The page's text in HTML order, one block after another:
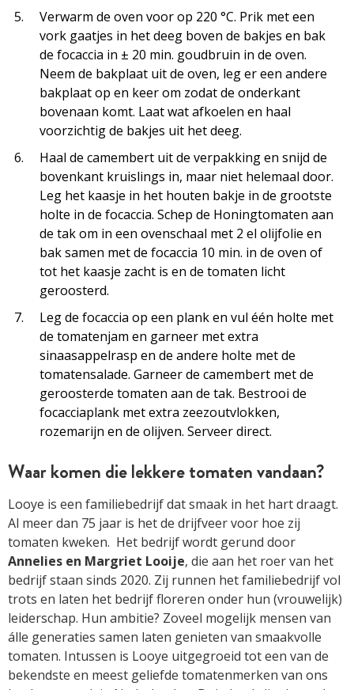
Verwarm de oven voor op 220 °C. Prik met een
vork gaatjes in het deeg boven de bakjes en bak
de focaccia in ± 20 min. goudbruin in de oven.
Neem de bakplaat uit de oven, leg er een andere
bakplaat op en keer om zodat de onderkant
bovenaan komt. Laat wat afkoelen en haal
voorzichtig de bakjes uit het deeg.
Haal de camembert uit de verpakking en snijd de
bovenkant kruislings in, maar niet helemaal door.
Leg het kaasje in het houten bakje in de grootste
holte in de focaccia. Schep de Honingtomaten aan
de tak om in een ovenschaal met 2 el olijfolie en
bak samen met de focaccia 10 min. in de oven of
tot het kaasje zacht is en de tomaten licht
geroosterd.
Leg de focaccia op een plank en vul één holte met
de tomatenjam en garneer met extra
sinaasappelrasp en de andere holte met de
tomatensalade. Garneer de camembert met de
geroosterde tomaten aan de tak. Bestrooi de
focacciaplank met extra zeezoutvlokken,
rozemarijn en de olijven. Serveer direct.
Waar komen die lekkere tomaten vandaan?
Looye is een familiebedrijf dat smaak in het hart draagt.
Al meer dan 75 jaar is het de drijfveer voor hoe zij
tomaten kweken. Het bedrijf wordt gerund door
Annelies en Margriet Looije, die aan het roer van het
bedrijf staan sinds 2020. Zij runnen het familiebedrijf vol
trots en laten het bedrijf floreren onder hun (vrouwelijk)
leiderschap. Hun ambitie? Zoveel mogelijk mensen van
álle generaties samen laten genieten van smaakvolle
tomaten. Intussen is Looye uitgegroeid tot een van de
bekendste en meest geliefde tomatenmerken van ons